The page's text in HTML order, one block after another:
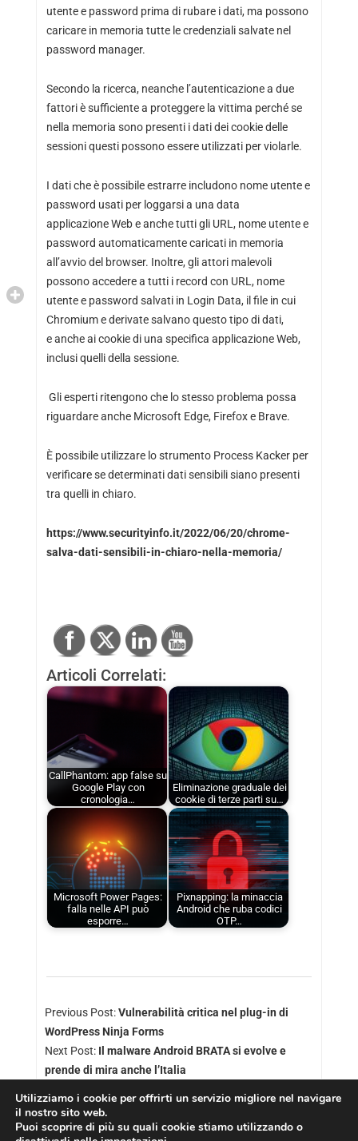
utente e password prima di rubare i dati, ma possono
caricare in memoria tutte le credenziali salvate nel
password manager.
Secondo la ricerca, neanche l’autenticazione a due
fattori è sufficiente a proteggere la vittima perché se
nella memoria sono presenti i dati dei cookie delle
sessioni questi possono essere utilizzati per violarle.
I dati che è possibile estrarre includono nome utente e
password usati per loggarsi a una data
applicazione Web e anche tutti gli URL, nome utente e
password automaticamente caricati in memoria
all’avvio del browser. Inoltre, gli attori malevoli
possono accedere a tutti i record con URL, nome
utente e password salvati in Login Data, il file in cui
Chromium e derivate salvano questo tipo di dati,
e anche ai cookie di una specifica applicazione Web,
inclusi quelli della sessione.
Gli esperti ritengono che lo stesso problema possa
riguardare anche Microsoft Edge, Firefox e Brave.
È possibile utilizzare lo strumento Process Kacker per
verificare se determinati dati sensibili siano presenti
tra quelli in chiaro.
https://www.securityinfo.it/2022/06/20/chrome-
salva-dati-sensibili-in-chiaro-nella-memoria/
Articoli Correlati:
CallPhantom: app false su
Google Play con
cronologia…
Eliminazione graduale dei
cookie di terze parti su…
Microsoft Power Pages:
falla nelle API può
esporre…
Pixnapping: la minaccia
Android che ruba codici
OTP…
Previous Post:Vulnerabilità critica nel plug-in di
WordPress Ninja Forms
Next Post: Il malware Android BRATA si evolve e
prende di mira anche l’Italia
Utilizziamo i cookie per offrirti un servizio migliore nel navigare
il nostro sito web.
Puoi scoprire di più su quali cookie stiamo utilizzando o